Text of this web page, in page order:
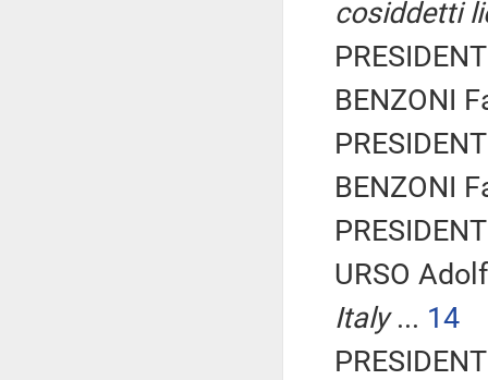
cosiddetti
BENZONI
BENZONI
URSO
Italy... 14